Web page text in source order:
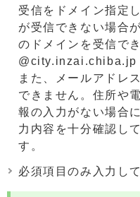
受信をドメイン指定
が受信できない場合
のドメインを受信で
@city.inzai.chiba.jp
また、メールアドレ
できません。住所や
報の入力がない場合
力内容を十分確認し
す。
必須項目のみ入力し